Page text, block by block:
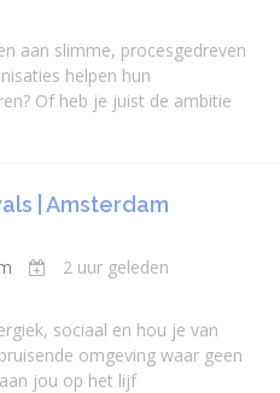
aan slimme, procesgedreven
helpen hun
Of heb je juist de ambitie
| Amsterdam
2 uur geleden
sociaal en hou je van
omgeving waar geen
jou op het lijf